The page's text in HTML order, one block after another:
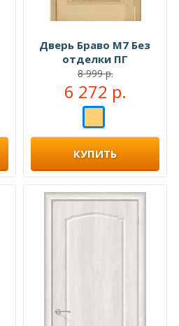
Дверь Браво М7 Без
отделки ПГ
8 999 р.
6 272 р.
КУПИТЬ